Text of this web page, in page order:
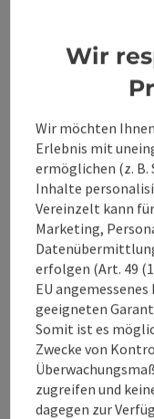
Anreise/
Eignung
Mehr
Wir
Wir möchten
Erlebnis mit
ermöglichen (z. B.
Inhalte
Vereinzelt kann
Marketing,
erfolgen (Art. 49
EU
geeigneten
Somit ist es
Zwecke von
zugreifen und
dagegen zur